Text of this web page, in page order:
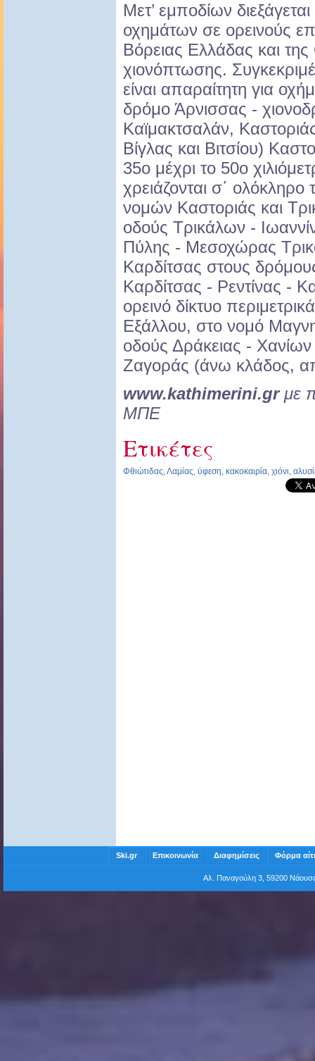
Μετ’ εμποδίων
οχημάτων σε ορεινούς
Βόρειας Ελλάδας και
χιονόπτωσης.
είναι απαραίτητη για
δρόμο Άρνισσας -
Καϊμακτσαλάν,
Βίγλας και Βιτσίου)
35ο μέχρι το 50ο
χρειάζονται σ΄ ολόκληρο
νομών Καστοριάς και
οδούς Τρικάλων -
Πύλης - Μεσοχώρας
Καρδίτσας στους
Καρδίτσας - Ρεντίνας -
ορεινό δίκτυο
Εξάλλου, στο νομό
οδούς Δράκειας -
Ζαγοράς (άνω κλάδος,
www.kathimerini.grμε
ΜΠΕ
Ετικέτες
Φθιώτιδας,Λαμίας, ύφεση, κακοκαιρία, χιόνι,
Ski.gr Επικοινωνία Διαφημίσεις Φόρμα
Αλ. Παναγούλη 3, 59200